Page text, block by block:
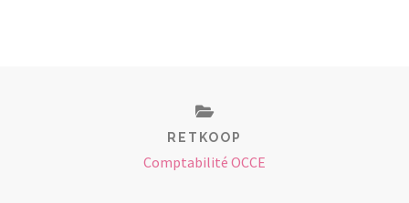
RETKOOP
Comptabilité OCCE